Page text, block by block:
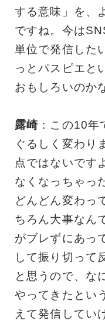
する意味」を、
ですね。今は
単位で発信した
っとパスピエと
おもしろいのか
露崎 ：この10
ぐるしく変わり
点ではないです
なくなっちゃっ
どんどん変わっ
ちろん大事なん
がブレずにあっ
して振り切って
と思うので、な
やってきたとい
えて発信してい